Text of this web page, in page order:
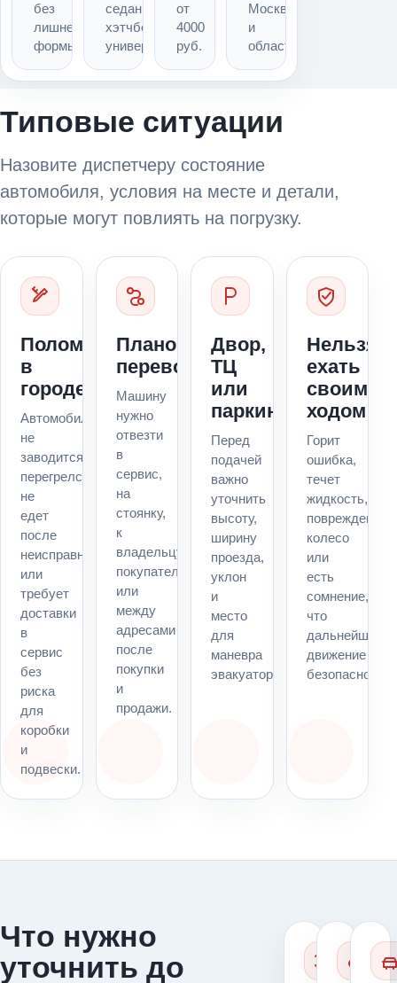
без
лишней
формы
седаны,
хэтчбеки,
универсалы
от
4000
руб.
Москва
и
область
Типовые ситуации
Назовите диспетчеру состояние
автомобиля, условия на месте и детали,
которые могут повлиять на погрузку.
Поломка
в
городе
Автомобиль
не
заводится,
перегрелся,
не
едет
после
неисправности
или
требует
доставки
в
сервис
без
риска
для
коробки
и
подвески.
Плановая
перевозка
Машину
нужно
отвезти
в
сервис,
на
стоянку,
к
владельцу,
покупателю
или
между
адресами
после
покупки
и
продажи.
Двор,
ТЦ
или
паркинг
Перед
подачей
важно
уточнить
высоту,
ширину
проезда,
уклон
и
место
для
маневра
эвакуатора.
Нельзя
ехать
своим
ходом
Горит
ошибка,
течет
жидкость,
повреждено
колесо
или
есть
сомнение,
что
дальнейшее
движение
безопасно.
Что нужно
уточнить до